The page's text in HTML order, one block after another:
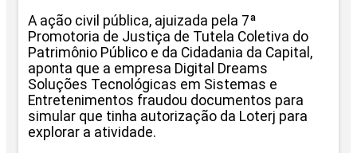
A ação civil pública, ajuizada pela 7ª
Promotoria de Justiça de Tutela Coletiva do
Patrimônio Público e da Cidadania da Capital,
aponta que a empresa Digital Dreams
Soluções Tecnológicas em Sistemas e
Entretenimentos fraudou documentos para
simular que tinha autorização da Loterj para
explorar a atividade.